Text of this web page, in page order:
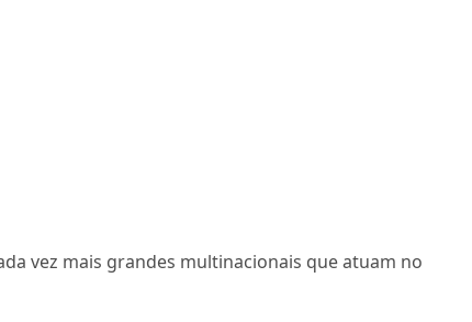
vez mais grandes multinacionais que atuam no